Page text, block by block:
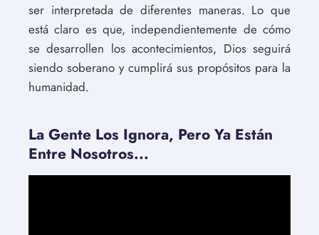
ser interpretada de diferentes maneras. Lo que
está claro es que, independientemente de cómo
se desarrollen los acontecimientos, Dios seguirá
siendo soberano y cumplirá sus propósitos para la
humanidad.
La Gente Los Ignora, Pero Ya Están
Entre Nosotros...